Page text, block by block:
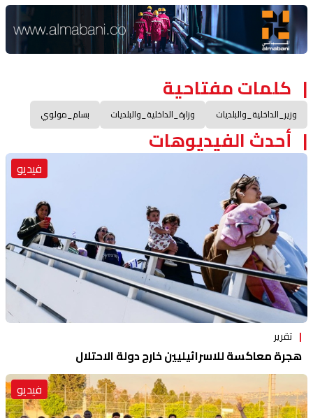
Advertisement Section
كلمات مفتاحية
وزير_الداخلية_والبلديات وزارة_الداخلية_والبلديات بسام_مولوي
أحدث الفيديوهات
فيديو
تقرير
هجرة معاكسة للاسرائيليين خارج دولة الاحتلال
فيديو